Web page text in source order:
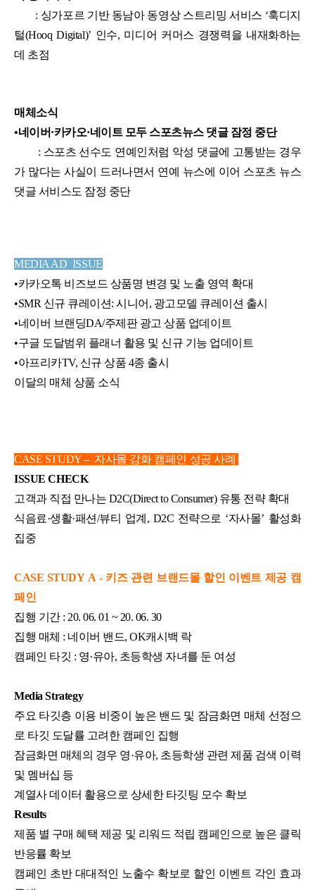
: 싱가포르 기반 동남아 동영상 스트리밍 서비스 ‘훅디지
털(Hooq Digital)’ 인수, 미디어 커머스 경쟁력을 내재화하는
데 초점
매체소식
•네이버·카카오·네이트 모두 스포츠뉴스 댓글 잠정 중단
: 스포츠 선수도 연예인처럼 악성 댓글에 고통받는 경우
가 많다는 사실이 드러나면서 연예 뉴스에 이어 스포츠 뉴스
댓글 서비스도 잠정 중단
MEDIA AD ISSUE
•카카오톡 비즈보드 상품명 변경 및 노출 영역 확대
•SMR 신규 큐레이션: 시니어, 광고모델 큐레이션 출시
•네이버 브랜딩DA/주제판 광고 상품 업데이트
•구글 도달범위 플래너 활용 및 신규 기능 업데이트
•아프리카TV, 신규 상품 4종 출시
이달의 매체 상품 소식
CASE STUDY – 자사몰 강화 캠페인 성공 사례
ISSUE CHECK
고객과 직접 만나는 D2C(Direct to Consumer) 유통 전략 확대
식음료·생활·패션/뷰티 업계, D2C 전략으로 ‘자사몰’ 활성화
집중
CASE STUDY A - 키즈 관련 브랜드몰 할인 이벤트 제공 캠
페인
집행 기간 : 20. 06. 01 ~ 20. 06. 30
집행 매체 : 네이버 밴드, OK캐시백 락
캠페인 타깃 : 영·유아, 초등학생 자녀를 둔 여성
Media Strategy
주요 타깃층 이용 비중이 높은 밴드 및 잠금화면 매체 선정으
로 타깃 도달률 고려한 캠페인 집행
잠금화면 매체의 경우 영·유아, 초등학생 관련 제품 검색 이력
및 멤버십 등
계열사 데이터 활용으로 상세한 타깃팅 모수 확보
Results
제품 별 구매 혜택 제공 및 리워드 적립 캠페인으로 높은 클릭
반응률 확보
캠페인 초반 대대적인 노출수 확보로 할인 이벤트 각인 효과